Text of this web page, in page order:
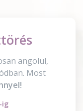
angolul,
Most
ig